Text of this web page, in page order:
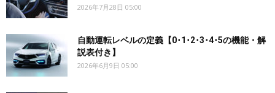
2026年7月28日 05:00
自動運転レベルの定義【0･1･2･3･4･5の機能・解
説表付き】
2026年6月9日 05:00